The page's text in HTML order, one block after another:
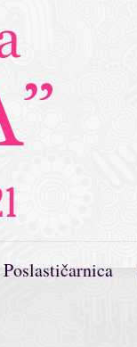
Poslastičarnica